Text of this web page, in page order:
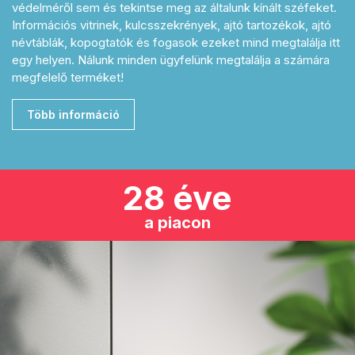
védelméről sem és tekintse meg az általunk kínált széfeket.
Információs vitrinek, kulcsszekrények, ajtó tartozékok, ajtó
névtáblák, kopogtatók és fogasok ezeket mind megtalálja itt
egy helyen. Nálunk minden ügyfelünk megtalálja a számára
megfelelő terméket!
Több információ
28 éve
a piacon